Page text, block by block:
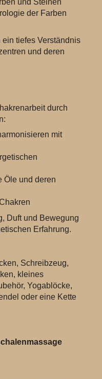
und Steinen
der Farben
tiefes Verständnis
und deren
durch
mit
Öle und deren
Duft und Bewegung
Erfahrung.
Schreibzeug,
kleines
Yogablöcke,
oder eine Kette